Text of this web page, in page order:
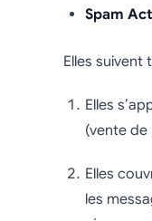
Spam Act
Elles suivent
Elles
(vente
Elles
les